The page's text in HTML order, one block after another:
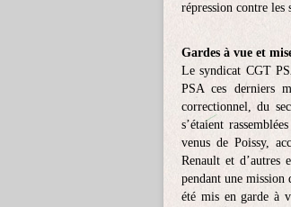
répression contre les
Gardes à vue et
Le syndicat CGT
PSA ces derniers
correctionnel, du
s’étaient
venus de Poissy,
Renault et d’autres
pendant une
été mis en garde à